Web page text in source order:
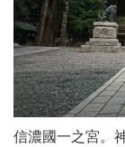
信濃國一之宮。